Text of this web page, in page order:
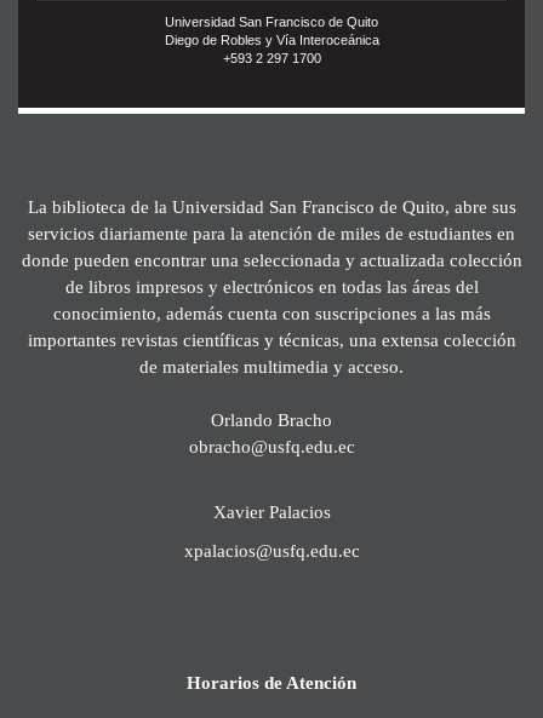
Universidad San Francisco de Quito
Diego de Robles y Vía Interoceánica
+593 2 297 1700
La biblioteca de la Universidad San Francisco de Quito, abre sus
servicios diariamente para la atención de miles de estudiantes en
donde pueden encontrar una seleccionada y actualizada colección
de libros impresos y electrónicos en todas las áreas del
conocimiento, además cuenta con suscripciones a las más
importantes revistas científicas y técnicas, una extensa colección
de materiales multimedia y acceso.
Orlando Bracho
obracho@usfq.edu.ec
Xavier Palacios
xpalacios@usfq.edu.ec
Horarios de Atención